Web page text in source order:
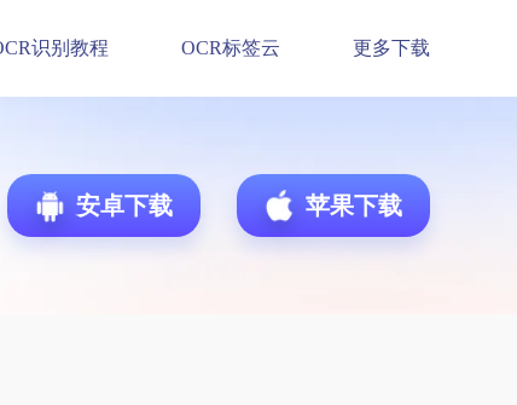
识别教程 OCR标签云 更多下载
安卓下载 苹果下载